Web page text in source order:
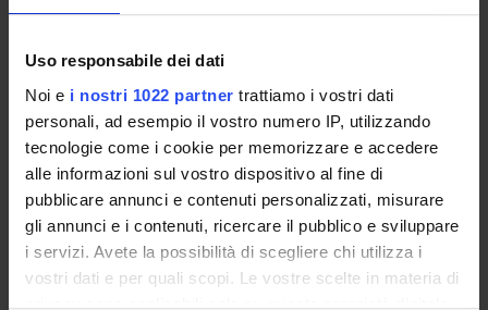
Uso responsabile dei dati
Noi e i nostri 1022 partner trattiamo i vostri dati
personali, ad esempio il vostro numero IP, utilizzando
tecnologie come i cookie per memorizzare e accedere
alle informazioni sul vostro dispositivo al fine di
pubblicare annunci e contenuti personalizzati, misurare
gli annunci e i contenuti, ricercare il pubblico e sviluppare
i servizi. Avete la possibilità di scegliere chi utilizza i
vostri dati e per quali scopi. Le vostre scelte in materia di
privacy sono applicabili solo su questa proprietà digitale
PARTECIPANTI AL PROGETTO
Michele Tinazzi
SEZIONI
Neurologia